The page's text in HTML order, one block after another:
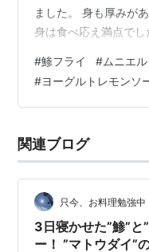
ました。 身も厚みが
身は食べ応え満点で
イ】が食べれた事です
トウダイ”、ムニエル
らかというと私的には
ももちろ…
#鯵フライ #ムニエル
#ヨーグルトレモンソ
関連ブログ
只今、お料理勉強中
3日寝かせた”鯵”と
ー！ ”マトウダイ”